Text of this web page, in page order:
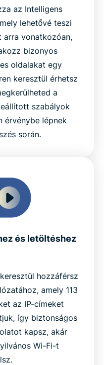
az Intelligens
lehetővé teszi
arra vonatkozóan,
bizonyos
oldalakat egy
keresztül érhetsz
a
szabályok
érvénybe lépnek
során.
és letöltéshez
hozzáférsz
amely 113
az IP-címeket
így biztonságos
kapsz, akár
Wi-Fi-t